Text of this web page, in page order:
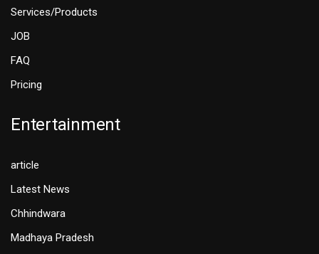
Services/Products
JOB
FAQ
Pricing
Entertainment
article
Latest News
Chhindwara
Madhaya Pradesh